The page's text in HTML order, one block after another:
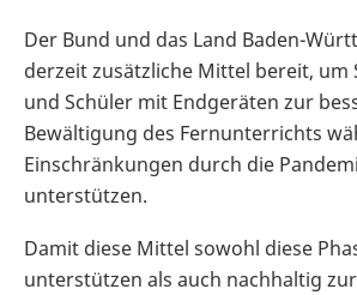
Der Bund und das Land Baden-
derzeit zusätzliche Mittel bereit, um
und Schüler mit Endgeräten zur
Bewältigung des Fernunterrichts
Einschränkungen durch die
unterstützen.
Damit diese Mittel sowohl diese
unterstützen als auch nachhaltig